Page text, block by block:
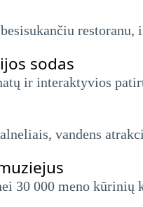
sodas
ir interaktyvios
vandens
30 000 meno